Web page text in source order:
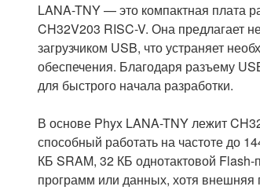
LANA-TNY — это компактная плата
CH32V203 RISC-V. Она предлагает
загрузчиком USB, что устраняет
обеспечения. Благодаря разъему
для быстрого начала разработки.
В основе Phyx LANA-TNY лежит
способный работать на частоте до
КБ SRAM, 32 КБ однотактовой
программ или данных, хотя внешняя